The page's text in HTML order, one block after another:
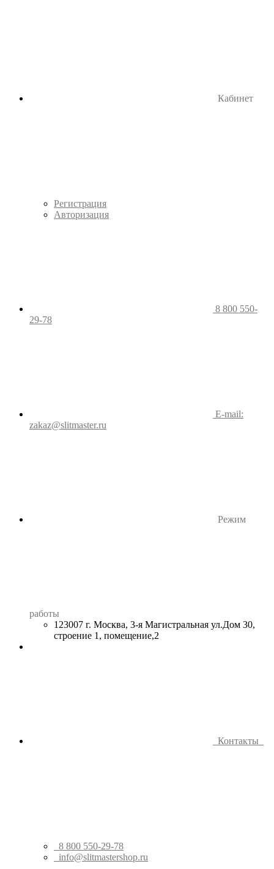
Кабинет
Регистрация
Авторизация
8 800 550-
29-78
E-mail:
zakaz@slitmaster.ru
Режим
работы
123007 г. Москва, 3-я Магистральная ул.Дом 30,
строение 1, помещение,2
Контакты
8 800 550-29-78
info@slitmastershop.ru